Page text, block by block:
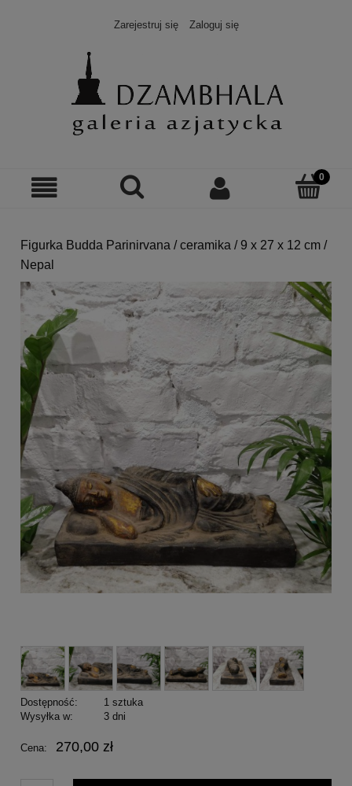
Zarejestruj się Zaloguj się
Figurka Budda Parinirvana / ceramika / 9 x 27 x 12 cm /
Nepal
Dostępność:
1 sztuka
Wysyłka w:
3 dni
Cena: 270,00 zł